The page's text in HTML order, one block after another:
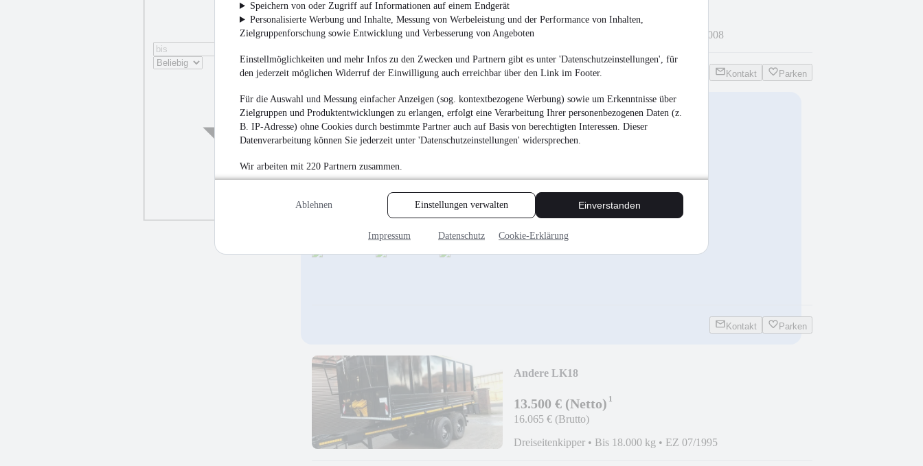
Speichern von oder Zugriff auf Informationen auf einem Endgerät
Personalisierte Werbung und Inhalte, Messung von Werbeleistung und der Performance von Inhalten,
Zielgruppenforschung sowie Entwicklung und Verbesserung von Angeboten
Einstellmöglichkeiten und mehr Infos zu den Zwecken und Partnern gibt es unter 'Datenschutzeinstellungen', für
den jederzeit möglichen Widerruf der Einwilligung auch erreichbar über den Link im Footer.
Für die Auswahl und Messung einfacher Anzeigen (sog. kontextbezogene Werbung) sowie um Erkenntnisse über
Zielgruppen und Produktentwicklungen zu erlangen, erfolgt eine Verarbeitung Ihrer personenbezogenen Daten (z.
B. IP-Adresse) ohne Cookies durch bestimmte Partner auch auf Basis von berechtigten Interessen. Dieser
Datenverarbeitung können Sie jederzeit unter 'Datenschutzeinstellungen' widersprechen.
Wir arbeiten mit 220 Partnern zusammen.
Ablehnen Einstellungen verwalten Einverstanden
Impressum Datenschutz Cookie-Erklärung
Andere Anhänger
EZ 05/2008
Kontakt Parken
Schmitz Cargobull A18
Plattform•Bis 18.000 kg•EZ 04/2015
Kontakt Parken
Andere LK18
13.500 € (Netto)¹
16.065 € (Brutto)
Dreiseitenkipper • Bis 18.000 kg • EZ 07/1995